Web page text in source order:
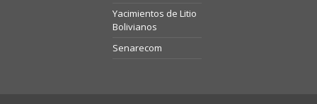
Yacimientos de Litio
Bolivianos
Senarecom